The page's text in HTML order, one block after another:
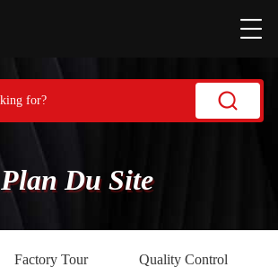
Plan Du Site
Factory Tour
Quality Control